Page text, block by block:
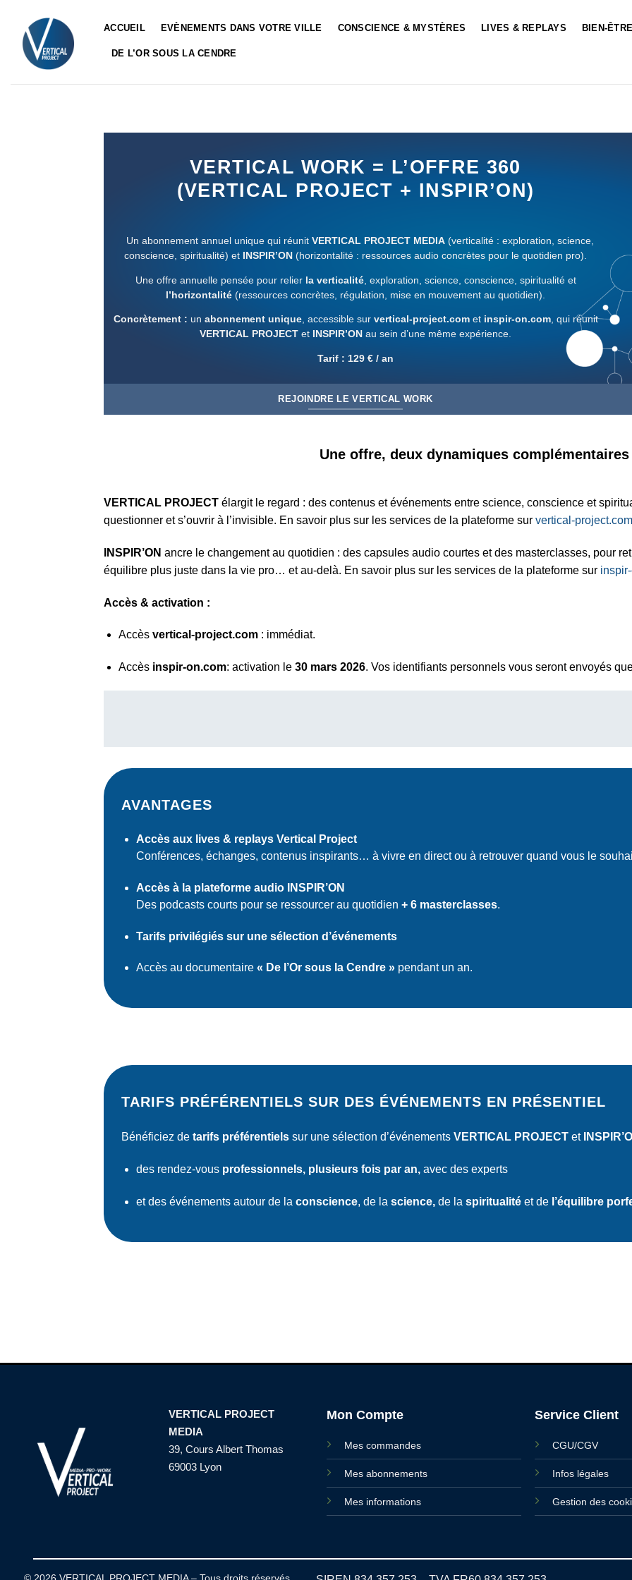
contenu
ACCUEIL EVÈNEMENTS DANS VOTRE VILLE CONSCIENCE & MYSTÈRES LIVES & REPLAYS BIEN-
DE L’OR SOUS LA CENDRE
VERTICAL WORK = L’OFFRE 360
(VERTICAL PROJECT + INSPIR’ON)
Un abonnement annuel unique qui réunit VERTICAL PROJECT MEDIA(verticalité : exploration, science,
conscience, spiritualité) et
INSPIR’ON (horizontalité : ressources audio concrètes pour le quotidien pro).
Une offre annuelle pensée pour relier la verticalité, exploration, science, conscience, spiritualité et
l’horizontalité (ressources concrètes, régulation, mise en mouvement au quotidien).
Concrètement : un abonnement unique, accessible sur vertical-project.comet inspir-on.com, qui réunit
VERTICAL PROJECT et INSPIR’ON au sein d’une même expérience.
Tarif : 129 € / an
REJOINDRE LE VERTICAL WORK
Une offre, deux dynamiques complémentaires
VERTICAL PROJECT élargit le regard : des contenus et événements entre science, conscience et
questionner et s’ouvrir à l’invisible. En savoir plus sur les services de la plateforme sur vertical-project.com
INSPIR’ON ancre le changement au quotidien : des capsules audio courtes et des masterclasses, pour
équilibre plus juste dans la vie pro… et au-delà. En savoir plus sur les services de la plateforme sur
Accès & activation :
Accès vertical-project.com: immédiat.
Accès inspir-on.com: activation le 30 mars 2026. Vos identifiants personnels vous seront envoyés
AVANTAGES
Accès aux lives & replays Vertical Project
Conférences, échanges, contenus inspirants… à vivre en direct ou à retrouver quand vous le
Accès à la plateforme audio INSPIR’ON
Des podcasts courts pour se ressourcer au quotidien + 6 masterclasses.
Tarifs privilégiés sur une sélection d’événements
Accès au documentaire« De l’Or sous la Cendre »pendant un an.
TARIFS PRÉFÉRENTIELS SUR DES ÉVÉNEMENTS EN PRÉSENTIEL
Bénéficiez de tarifs préférentiels sur une sélection d’événements VERTICAL PROJECT et
des rendez-vous professionnels, plusieurs fois par an,avec des experts
et des événements autour de la conscience, de la science, de la spiritualitéet del’équilibre
VERTICAL PROJECT
MEDIA
39, Cours Albert Thomas
69003 Lyon
Mon Compte
Mes commandes
Mes abonnements
Mes informations
Service Client
CGU/CGV
Infos légales
Gestion des